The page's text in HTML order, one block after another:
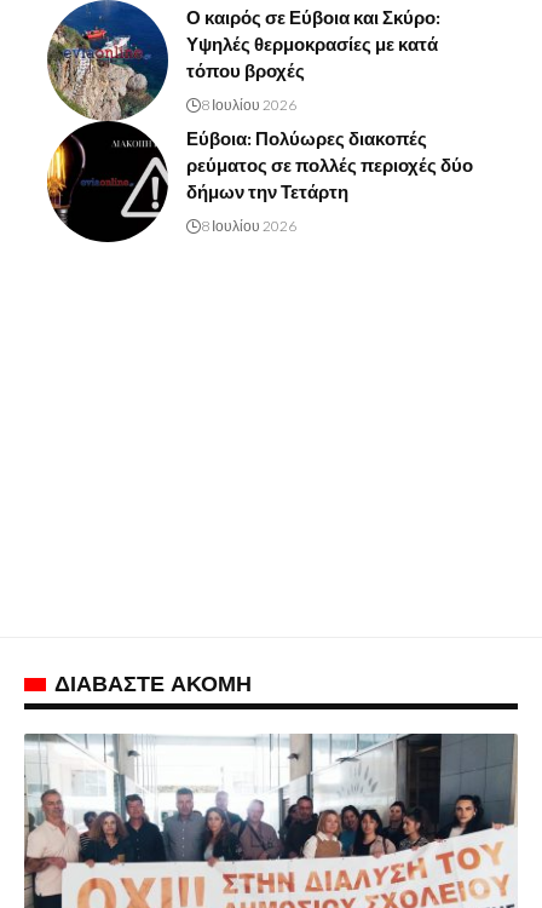
Ο καιρός σε Εύβοια και Σκύρο:
Υψηλές θερμοκρασίες με κατά
τόπου βροχές
8 Ιουλίου 2026
Εύβοια: Πολύωρες διακοπές
ρεύματος σε πολλές περιοχές δύο
δήμων την Τετάρτη
8 Ιουλίου 2026
ΔΙΑΒΑΣΤΕ ΑΚΟΜΗ